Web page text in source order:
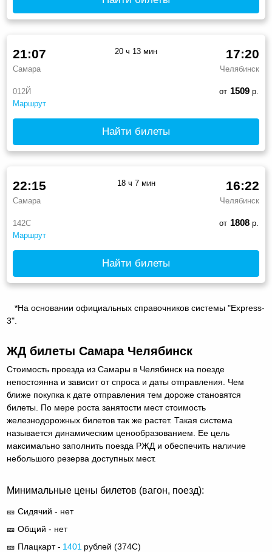
012Й
Маршрут
21:07
Самара
17:20
Челябинск
20 ч 13 мин
от 1509р.
Найти билеты
142С
Маршрут
22:15
Самара
16:22
Челябинск
18 ч 7 мин
от 1808р.
Найти билеты
*На основании официальных справочников системы "Express-
3".
ЖД билеты Самара Челябинск
Стоимость проезда из Самары в Челябинск на поезде
непостоянна и зависит от спроса и даты отправления. Чем
ближе покупка к дате отправления тем дороже становятся
билеты. По мере роста занятости мест стоимость
железнодорожных билетов так же растет. Такая система
называется динамическим ценообразованием. Ее цель
максимально заполнить поезда РЖД и обеспечить наличие
небольшого резерва доступных мест.
Минимальные цены билетов (вагон, поезд):
🎫 Сидячий - нет
🎫 Общий - нет
🎫 Плацкарт - 1401 рублей (374С)